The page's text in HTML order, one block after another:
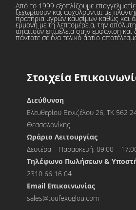
Από το 1999 εξοπλίζουμε
ξεχωρίσουν και ασχολούνται με
πρατήρια υγρών καυσίμων καθώς και
εμμονή με τη λεπτομέρεια, την
απαιτούν επιμέλεια στην εμφάνιση
πάντοτε σε ένα τελικό άρτιο
Στοιχεία
Διεύθυνση
Ελευθερίου Βενιζέλου 26, ΤΚ 562
Θεσσαλονίκης
Ωράριο Λειτουργίας
Δευτέρα – Παρασκευή: 09:00 –
Τηλέφωνο Πωλήσεων &
2310 66 16 04
Εmail Επικοινωνίας
sales@toufexoglou.com